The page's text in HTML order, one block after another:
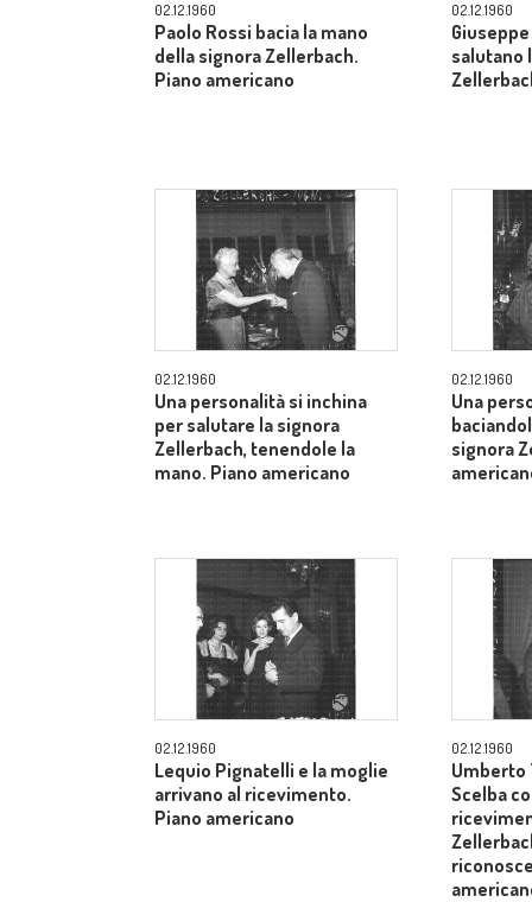
02.12.1960
Paolo Rossi bacia la mano
della signora Zellerbach.
Piano americano
02.12.1960
salutano
02.12.1960
Una personalità si inchina
per salutare la signora
Zellerbach, tenendole la
mano. Piano americano
02.12.1960
Una
signora
02.12.1960
Lequio Pignatelli e la moglie
arrivano al ricevimento.
Piano americano
02.12.1960
Umberto
Scelba